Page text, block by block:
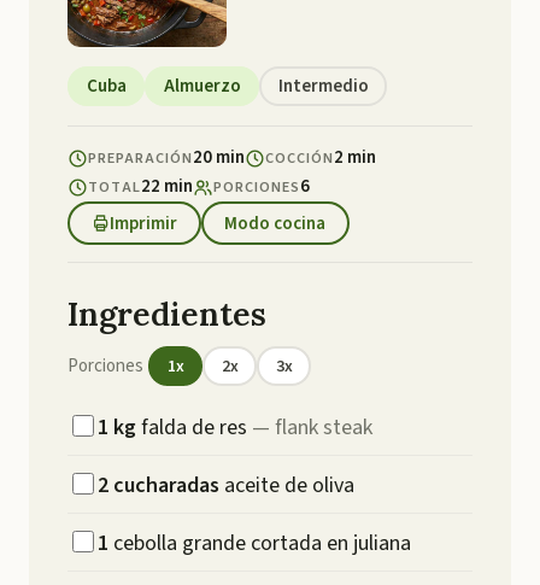
Cuba Almuerzo Intermedio
PREPARACIÓN20 min COCCIÓN2 min
TOTAL22 min PORCIONES6
Imprimir
Modo cocina
Ingredientes
Porciones 1x 2x 3x
1 kgfalda de res — flank steak
2 cucharadas aceite de oliva
1 cebolla grande cortada en juliana